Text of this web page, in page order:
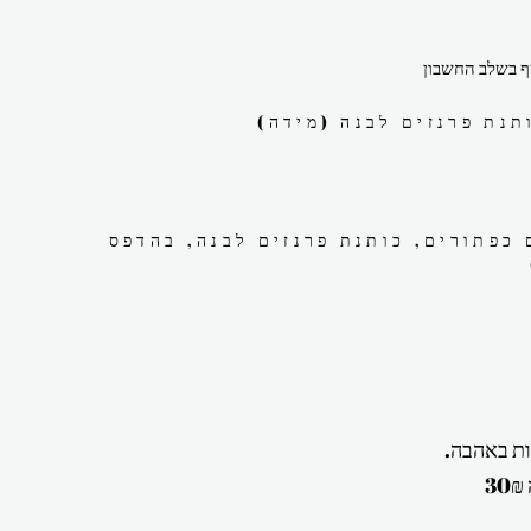
בשלב החשבון
פרנזים לבנה (מידה)
כפתורים, כותנת פרנזים לבנה, בהדפס
באהבה.